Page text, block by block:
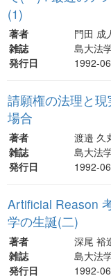
(1)
著者
門田 成
雑誌
島大法
発行日
1992-
請願権の法理と
場合
著者
渡邉 久
雑誌
島大法
発行日
1992-
Artificial Reason
学の生誕(二)
著者
深尾 裕
雑誌
島大法
発行日
1992-